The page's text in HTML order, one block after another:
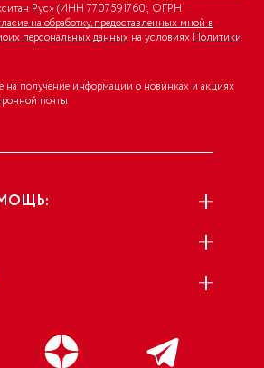
Рус» (ИНН 7707591760; ОГРН
на обработку, предоставленных мной в
персональных данных на условиях Политики
на получение информации о новинках и акциях
почты